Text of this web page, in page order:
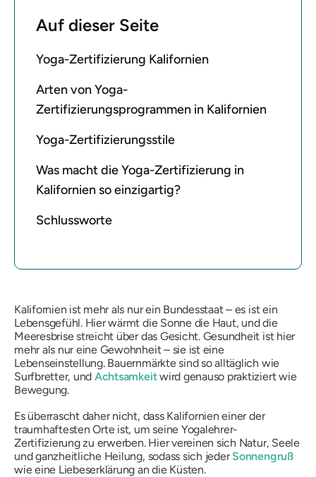
Auf dieser Seite
Yoga-Zertifizierung Kalifornien
Arten von Yoga-
Zertifizierungsprogrammen in Kalifornien
Yoga-Zertifizierungsstile
Was macht die Yoga-Zertifizierung in
Kalifornien so einzigartig?
Schlussworte
Kalifornien ist mehr als nur ein Bundesstaat – es ist ein
Lebensgefühl. Hier wärmt die Sonne die Haut, und die
Meeresbrise streicht über das Gesicht. Gesundheit ist hier
mehr als nur eine Gewohnheit – sie ist eine
Lebenseinstellung. Bauernmärkte sind so alltäglich wie
Surfbretter, und Achtsamkeitwird genauso praktiziert wie
Bewegung.
Es überrascht daher nicht, dass Kalifornien einer der
traumhaftesten Orte ist, um seine Yogalehrer-
Zertifizierung zu erwerben. Hier vereinen sich Natur, Seele
und ganzheitliche Heilung, sodass sich jederSonnengruß
wie eine Liebeserklärung an die Küsten.